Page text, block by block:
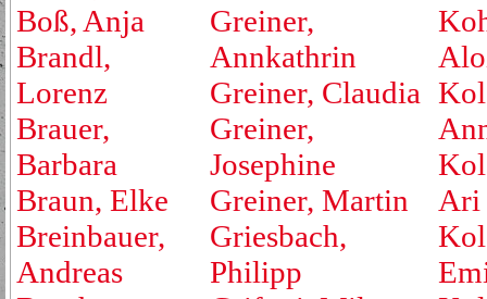
Boß, Anja
Brandl,
Lorenz
Brauer,
Barbara
Braun, Elke
Breinbauer,
Andreas
Greiner,
Annkathrin
Greiner, Claudia
Greiner,
Josephine
Greiner, Martin
Griesbach,
Philipp
Ari